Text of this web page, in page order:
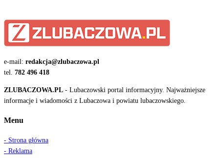
e-mail: redakcja@zlubaczowa.pl
tel. 782 496 418
ZLUBACZOWA.PL - Lubaczowski portal informacyjny. Najważniejsze
informacje i wiadomości z Lubaczowa i powiatu lubaczowskiego.
Menu
- Strona główna
- Reklama